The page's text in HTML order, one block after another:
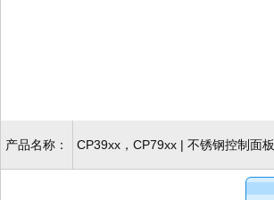
产品名称： CP39xx，CP79xx | 不锈钢控制面板